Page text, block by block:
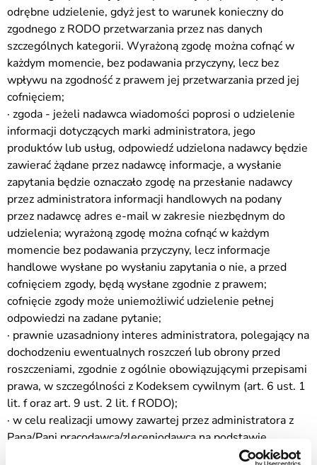
odrębne udzielenie, gdyż jest to warunek konieczny do
zgodnego z RODO przetwarzania przez nas danych
szczególnych kategorii. Wyrażoną zgodę można cofnąć w
każdym momencie, bez podawania przyczyny, lecz bez
wpływu na zgodność z prawem jej przetwarzania przed jej
cofnięciem;
· zgoda - jeżeli nadawca wiadomości poprosi o udzielenie
informacji dotyczących marki administratora, jego
produktów lub usług, odpowiedź udzielona nadawcy będzie
zawierać żądane przez nadawcę informacje, a wysłanie
zapytania będzie oznaczało zgodę na przesłanie nadawcy
przez administratora informacji handlowych na podany
przez nadawcę adres e-mail w zakresie niezbędnym do
udzielenia; wyrażoną zgodę można cofnąć w każdym
momencie bez podawania przyczyny, lecz informacje
handlowe wysłane po wysłaniu zapytania o nie, a przed
cofnięciem zgody, będą wysłane zgodnie z prawem;
cofnięcie zgody może uniemożliwić udzielenie pełnej
odpowiedzi na zadane pytanie;
· prawnie uzasadniony interes administratora, polegający na
dochodzeniu ewentualnych roszczeń lub obrony przed
roszczeniami, zgodnie z ogólnie obowiązującymi przepisami
prawa, w szczególności z Kodeksem cywilnym (art. 6 ust. 1
lit. f oraz art. 9 ust. 2 lit. f RODO);
· w celu realizacji umowy zawartej przez administratora z
Pana/Pani pracodawcą/zleceniodawcą na podstawie
uzasadnionego interesu administratora (art. 6 ust. 1 lit f